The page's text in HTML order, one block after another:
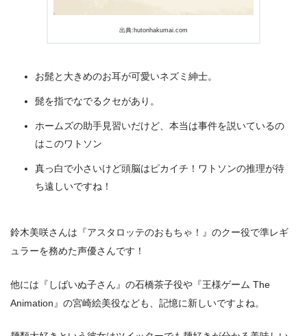
出典: hutonhakumai.com
お髭と大きめのお耳が可愛いネズミ紳士。
髭を指でなでるクセがあり。
ホームズの助手見習いだけど、本当は事件を説いているの
はこのワトソン
真っ白で小さいけど頭脳はピカイチ！ワトソンの推理が待
ち遠しいですね！
鈴木美咲さんは『アスタロッテのおもちゃ！』のクー役で準レギ
ュラーを務めた声優さんです！
他には『しばいぬ子さん』の石橋茶子役や『王様ゲーム The
Animation』の宮崎絵美役なども、記憶に新しいですよね。